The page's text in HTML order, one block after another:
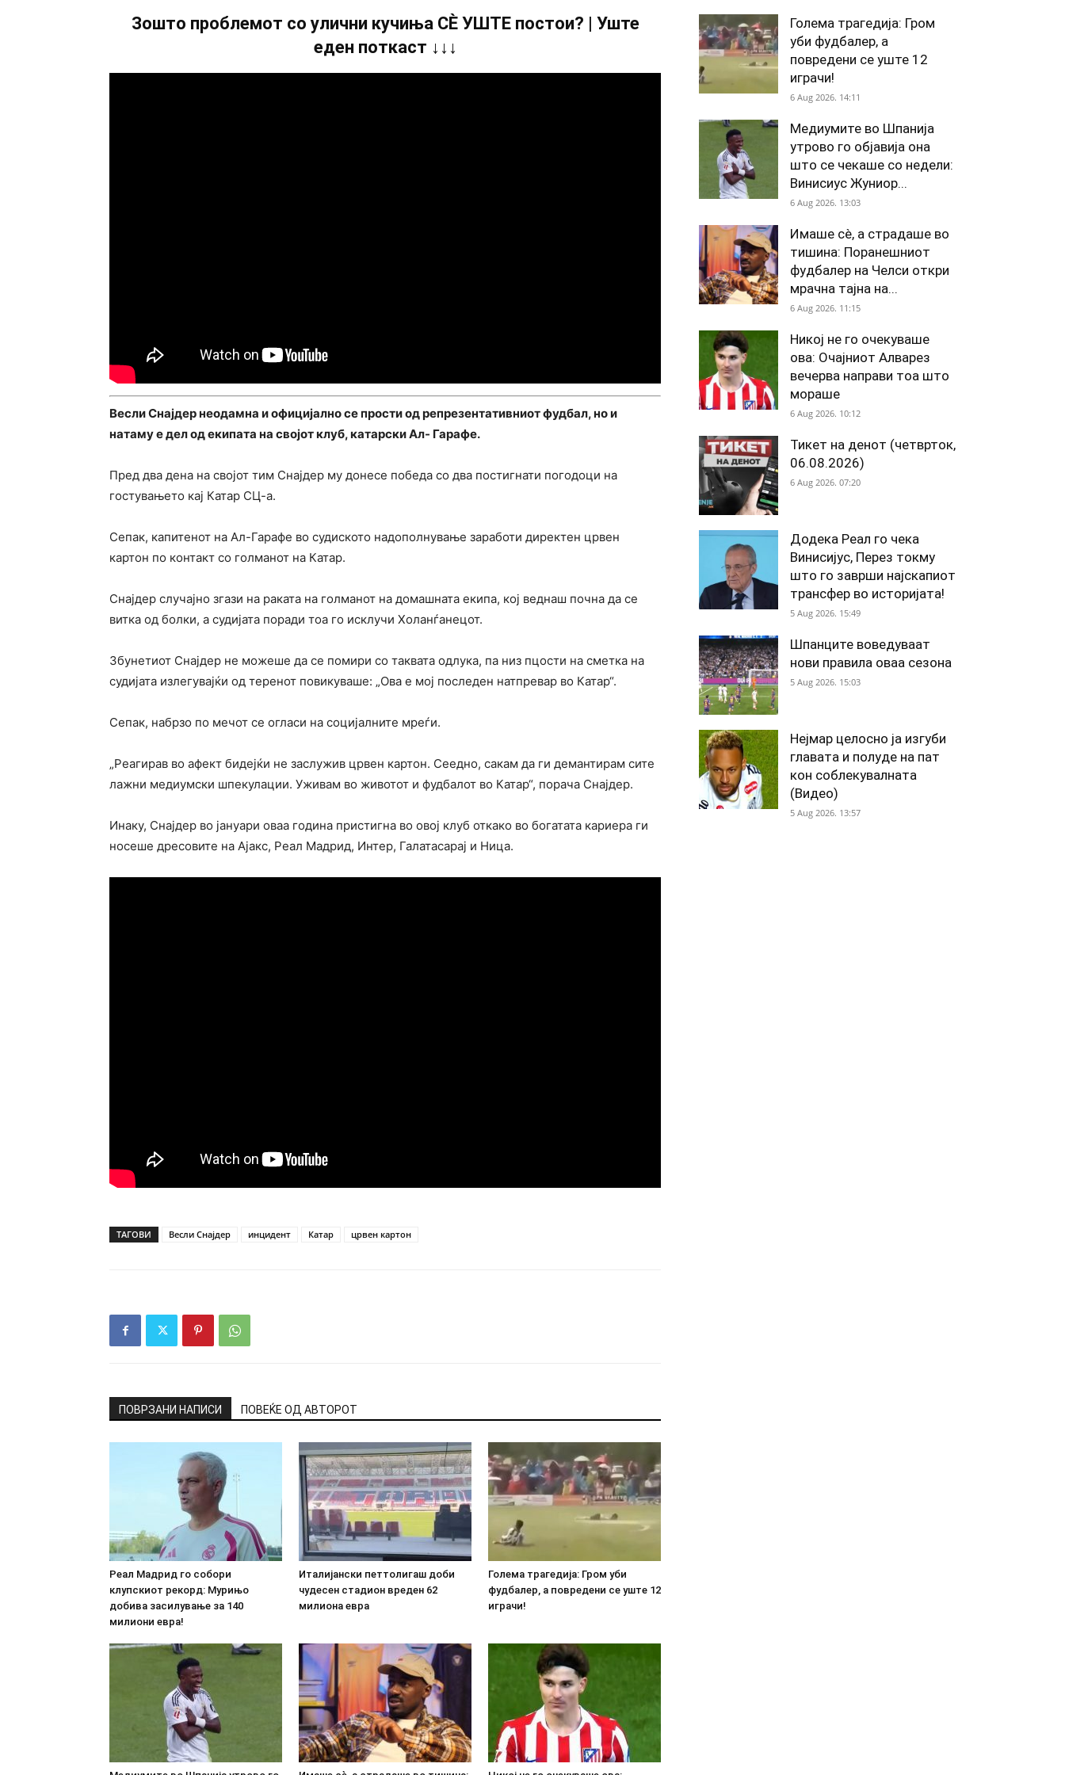
Зошто проблемот со улични кучиња СÈ УШТЕ постои? | Уште
еден поткаст ↓↓↓
Весли Снајдер неодамна и официјално се прости од репрезентативниот фудбал, но и
натаму е дел од екипата на својот клуб, катарски Ал- Гарафе.
Пред два дена на својот тим Снајдер му донесе победа со два постигнати погодоци на
гостувањето кај Катар СЦ-а.
Сепак, капитенот на Ал-Гарафе во судиското надополнување заработи директен црвен
картон по контакт со голманот на Катар.
Снајдер случајно згази на раката на голманот на домашната екипа, кој веднаш почна да се
витка од болки, а судијата поради тоа го исклучи Холанѓанецот.
Збунетиот Снајдер не можеше да се помири со таквата одлука, па низ пцости на сметка на
судијата излегувајќи од теренот повикуваше: „Ова е мој последен натпревар во Катар“.
Сепак, набрзо по мечот се огласи на социјалните мреѓи.
„Реагирав во афект бидејќи не заслужив црвен картон. Сеедно, сакам да ги демантирам сите
лажни медиумски шпекулации. Уживам во животот и фудбалот во Катар“, порача Снајдер.
Инаку, Снајдер во јануари оваа година пристигна во овој клуб откако во богатата кариера ги
носеше дресовите на Ајакс, Реал Мадрид, Интер, Галатасарај и Ница.
ТАГОВИ Весли Снајдер инцидент Катар црвен картон
ПОВРЗАНИ НАПИСИ ПОВЕЌЕ ОД АВТОРОТ
Реал Мадрид го собори
клупскиот рекорд: Мурињо
добива засилување за 140
милиони евра!
Италијански петтолигаш доби
чудесен стадион вреден 62
милиона евра
Голема трагедија: Гром уби
фудбалер, а повредени се уште 12
играчи!
Голема трагедија: Гром
уби фудбалер, а
повредени се уште 12
играчи!
6 Aug 2026. 14:11
Медиумите во Шпанија
утрово го објавија она
што се чекаше со недели:
Винисиус Жуниор...
6 Aug 2026. 13:03
Имаше сè, а страдаше во
тишина: Поранешниот
фудбалер на Челси откри
мрачна тајна на...
6 Aug 2026. 11:15
Никој не го очекуваше
ова: Очајниот Алварез
вечерва направи тоа што
мораше
6 Aug 2026. 10:12
Тикет на денот (четврток,
06.08.2026)
6 Aug 2026. 07:20
Додека Реал го чека
Винисијус, Перез токму
што го заврши најскапиот
трансфер во историјата!
5 Aug 2026. 15:49
Шпанците воведуваат
нови правила оваа сезона
5 Aug 2026. 15:03
Нејмар целосно ја изгуби
главата и полуде на пат
кон соблекувалната
(Видео)
5 Aug 2026. 13:57